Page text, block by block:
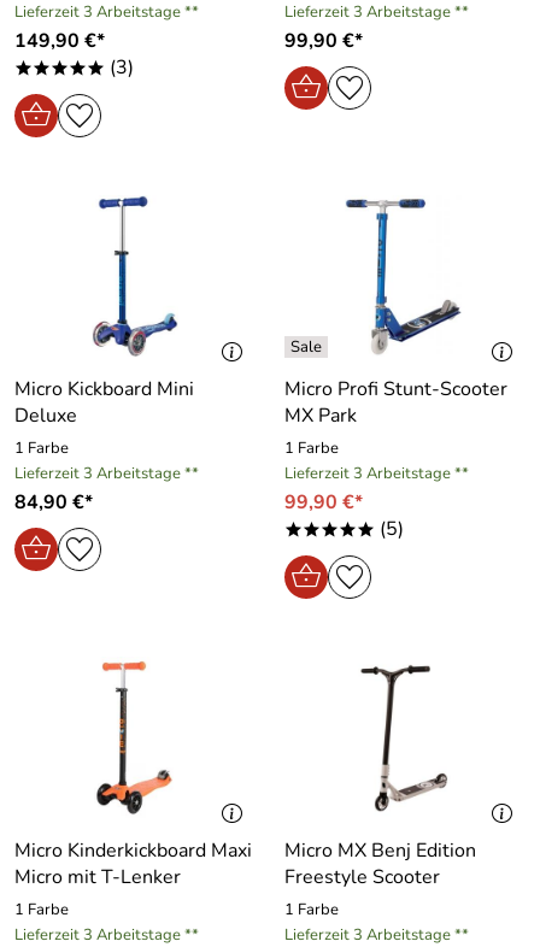
Lieferzeit 3 Arbeitstage **
149,90 €*
***** (3)
Lieferzeit 3 Arbeitstage **
99,90 €*
Micro Kickboard Mini
Deluxe
1 Farbe
Lieferzeit 3 Arbeitstage **
84,90 €*
Micro Profi Stunt-Scooter
MX Park
1 Farbe
Lieferzeit 3 Arbeitstage **
99,90 €*
***** (5)
Micro Kinderkickboard Maxi
Micro mit T-Lenker
1 Farbe
Lieferzeit 3 Arbeitstage **
Micro MX Benj Edition
Freestyle Scooter
1 Farbe
Lieferzeit 3 Arbeitstage **